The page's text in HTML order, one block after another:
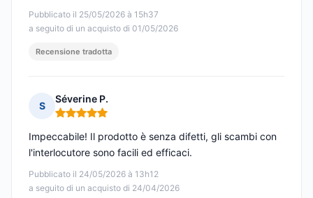
Pubblicato il 25/05/2026 à 15h37
a seguito di un acquisto di 01/05/2026
Recensione tradotta
S
Séverine P.
Nota: 5 su 5
Pubblicato il 24/05/2026 à 13h12
a seguito di un acquisto di 24/04/2026
Impeccabile! Il prodotto è senza difetti, gli scambi con
l'interlocutore sono facili ed efficaci.